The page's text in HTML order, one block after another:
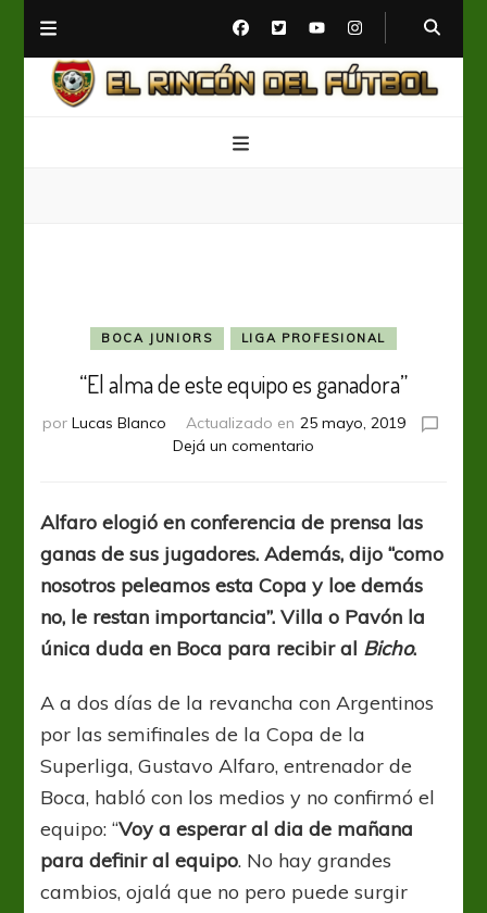
BOCA JUNIORS LIGA PROFESIONAL
“El alma de este equipo es ganadora”
por Lucas Blanco Actualizado en 25 mayo, 2019
Dejá un comentario
este
equipo
es
ganadora”
Alfaro elogió en conferencia de prensa las
ganas de sus jugadores. Además, dijo “como
nosotros peleamos esta Copa y loe demás
no, le restan importancia”. Villa o Pavón la
única duda en Boca para recibir al Bicho.
A a dos días de la revancha con Argentinos
por las semifinales de la Copa de la
Superliga, Gustavo Alfaro, entrenador de
Boca, habló con los medios y no confirmó el
equipo: “Voy a esperar al dia de mañana
para definir al equipo. No hay grandes
cambios, ojalá que no pero puede surgir